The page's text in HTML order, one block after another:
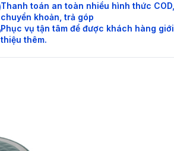
Thanh toán an toàn nhiều hình thức COD,
chuyển khoản, trả góp
Phục vụ tận tâm để được khách hàng giới
thiệu thêm.